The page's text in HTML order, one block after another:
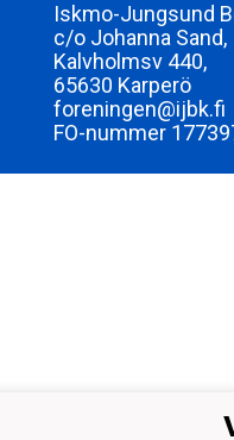
Iskmo-Jungsund
c/o Johanna Sand,
Kalvholmsv 440,
65630 Karperö
foreningen@ijbk.fi
FO-nummer